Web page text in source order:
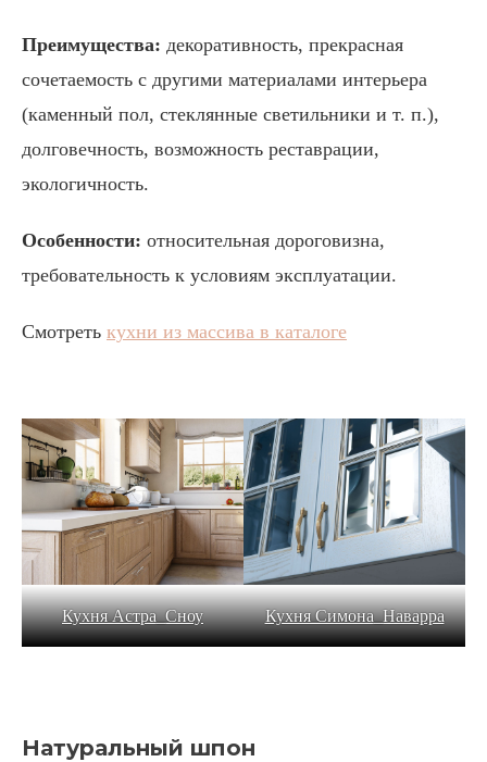
Преимущества: декоративность, прекрасная
сочетаемость с другими материалами интерьера
(каменный пол, стеклянные светильники и т. п.),
долговечность, возможность реставрации,
экологичность.
Особенности: относительная дороговизна,
требовательность к условиям эксплуатации.
Смотреть кухни из массива в каталоге
Кухня Астра_Сноу Кухня Симона_Наварра
Натуральный шпон